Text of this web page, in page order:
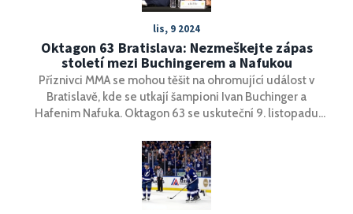
lis, 9 2024
Oktagon 63 Bratislava: Nezmeškejte zápas
století mezi Buchingerem a Nafukou
Příznivci MMA se mohou těšit na ohromující událost v
Bratislavě, kde se utkají šampioni Ivan Buchinger a
Hafenim Nafuka. Oktagon 63 se uskuteční 9. listopadu
nejen jedinečný hlavní zápas večera, ale také mnoho
dalších strhujících duelů. Akci lze sledovat živě na TV
Tipsport a TV Chance, které nabízejí bezplatný přenos po
jednoduché registraci.